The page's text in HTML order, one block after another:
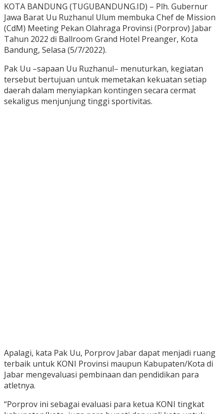
KOTA BANDUNG (TUGUBANDUNG.ID) – Plh. Gubernur
Jawa Barat Uu Ruzhanul Ulum membuka Chef de Mission
(CdM) Meeting Pekan Olahraga Provinsi (Porprov) Jabar
Tahun 2022 di Ballroom Grand Hotel Preanger, Kota
Bandung, Selasa (5/7/2022).
Pak Uu –sapaan Uu Ruzhanul– menuturkan, kegiatan
tersebut bertujuan untuk memetakan kekuatan setiap
daerah dalam menyiapkan kontingen secara cermat
sekaligus menjunjung tinggi sportivitas.
Apalagi, kata Pak Uu, Porprov Jabar dapat menjadi ruang
terbaik untuk KONI Provinsi maupun Kabupaten/Kota di
Jabar mengevaluasi pembinaan dan pendidikan para
atletnya.
“Porprov ini sebagai evaluasi para ketua KONI tingkat